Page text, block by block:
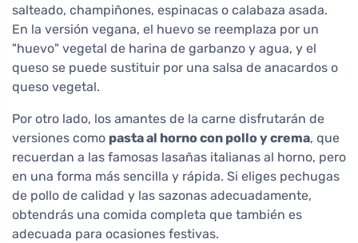
salteado, champiñones, espinacas o calabaza asada.
En la versión vegana, el huevo se reemplaza por un
"huevo" vegetal de harina de garbanzo y agua, y el
queso se puede sustituir por una salsa de anacardos o
queso vegetal.
Por otro lado, los amantes de la carne disfrutarán de
versiones como pasta al horno con pollo y crema, que
recuerdan a las famosas lasañas italianas al horno, pero
en una forma más sencilla y rápida. Si eliges pechugas
de pollo de calidad y las sazonas adecuadamente,
obtendrás una comida completa que también es
adecuada para ocasiones festivas.